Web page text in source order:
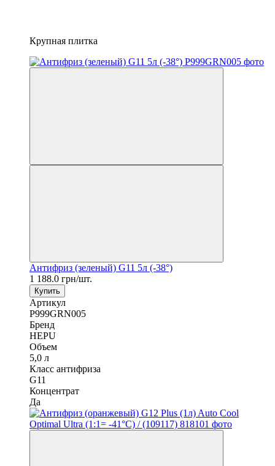
Крупная плитка
Антифриз (зеленый) G11 5л (-38°)
1 188.0 грн/шт.
Купить
Артикул
P999GRN005
Бренд
HEPU
Объем
5,0 л
Класс антифриза
G11
Концентрат
Да